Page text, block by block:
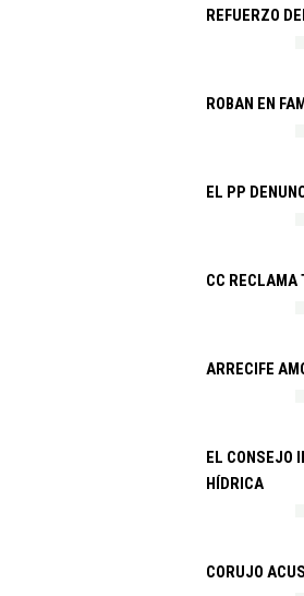
REFUERZO
ROBAN EN
EL PP
CC RECLAMA
ARRECIFE
EL CONSEJO
HÍDRICA
CORUJO